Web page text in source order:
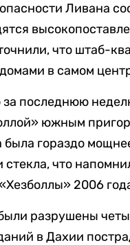
Ливана
что штаб-
в самом
за последнюю
южным
была гораздо
что
2006
разрушены
в Дахии